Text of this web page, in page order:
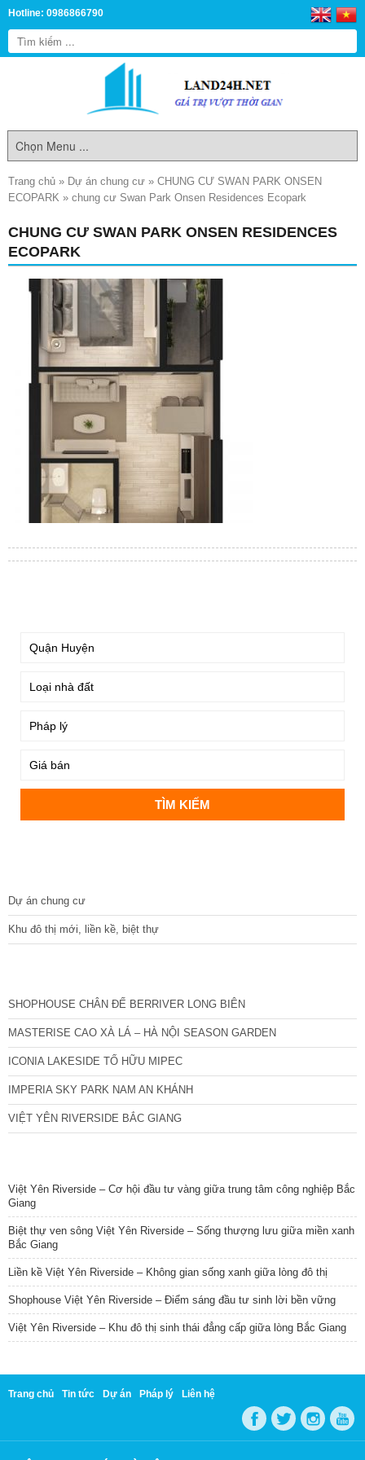
Hotline: 0986866790
Trang chủ » Dự án chung cư » CHUNG CƯ SWAN PARK ONSEN
ECOPARK » chung cư Swan Park Onsen Residences Ecopark
CHUNG CƯ SWAN PARK ONSEN RESIDENCES
ECOPARK
Dự án chung cư
Khu đô thị mới, liền kề, biệt thự
SHOPHOUSE CHÂN ĐẾ BERRIVER LONG BIÊN
MASTERISE CAO XÀ LÁ – HÀ NỘI SEASON GARDEN
ICONIA LAKESIDE TỐ HỮU MIPEC
IMPERIA SKY PARK NAM AN KHÁNH
VIỆT YÊN RIVERSIDE BẮC GIANG
Việt Yên Riverside – Cơ hội đầu tư vàng giữa trung tâm công nghiệp Bắc
Giang
Biệt thự ven sông Việt Yên Riverside – Sống thượng lưu giữa miền xanh
Bắc Giang
Liền kề Việt Yên Riverside – Không gian sống xanh giữa lòng đô thị
Shophouse Việt Yên Riverside – Điểm sáng đầu tư sinh lời bền vững
Việt Yên Riverside – Khu đô thị sinh thái đẳng cấp giữa lòng Bắc Giang
Trang chủ Tin tức Dự án Pháp lý Liên hệ